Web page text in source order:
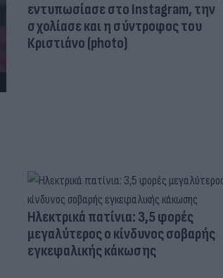
εντυπωσίασε στο Instagram, την
σχολίασε και η σύντροφος του
Κριστιάνο (photo)
Ηλεκτρικά πατίνια: 3,5 φορές
μεγαλύτερος ο κίνδυνος σοβαρής
εγκεφαλικής κάκωσης